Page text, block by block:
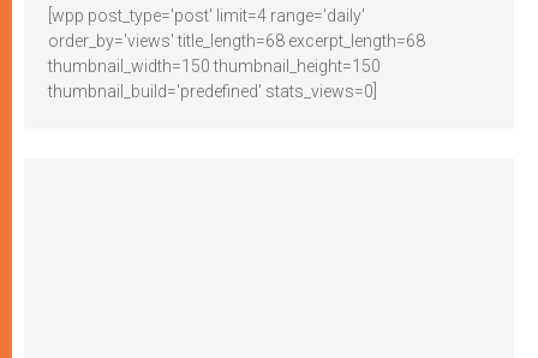
[wpp post_type='post' limit=4 range='daily'
order_by='views' title_length=68 excerpt_length=68
thumbnail_width=150 thumbnail_height=150
thumbnail_build='predefined' stats_views=0]